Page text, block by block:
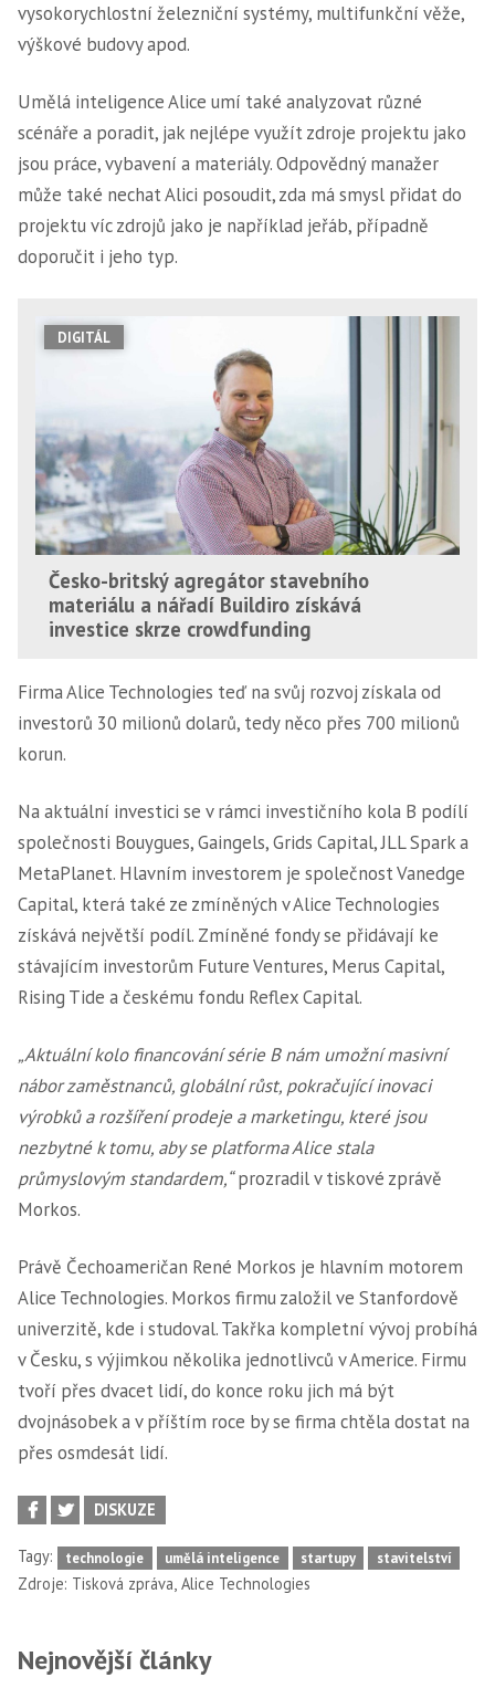
vysokorychlostní železniční systémy, multifunkční věže,
výškové budovy apod.
Umělá inteligence Alice umí také analyzovat různé
scénáře a poradit, jak nejlépe využít zdroje projektu jako
jsou práce, vybavení a materiály. Odpovědný manažer
může také nechat Alici posoudit, zda má smysl přidat do
projektu víc zdrojů jako je například jeřáb, případně
doporučit i jeho typ.
DIGITÁL
Česko-britský agregátor stavebního
materiálu a nářadí Buildiro získává
investice skrze crowdfunding
Firma Alice Technologies teď na svůj rozvoj získala od
investorů 30 milionů dolarů, tedy něco přes 700 milionů
korun.
Na aktuální investici se v rámci investičního kola B podílí
společnosti Bouygues, Gaingels, Grids Capital, JLL Spark a
MetaPlanet. Hlavním investorem je společnost Vanedge
Capital, která také ze zmíněných v Alice Technologies
získává největší podíl. Zmíněné fondy se přidávají ke
stávajícím investorům Future Ventures, Merus Capital,
Rising Tide a českému fondu Reflex Capital.
„Aktuální kolo financování série B nám umožní masivní
nábor zaměstnanců, globální růst, pokračující inovaci
výrobků a rozšíření prodeje a marketingu, které jsou
nezbytné k tomu, aby se platforma Alice stala
průmyslovým standardem,“prozradil v tiskové zprávě
Morkos.
Právě Čechoameričan René Morkos je hlavním motorem
Alice Technologies. Morkos firmu založil ve Stanfordově
univerzitě, kde i studoval. Takřka kompletní vývoj probíhá
v Česku, s výjimkou několika jednotlivců v Americe. Firmu
tvoří přes dvacet lidí, do konce roku jich má být
dvojnásobek a v příštím roce by se firma chtěla dostat na
přes osmdesát lidí.
DISKUZE
Tagy: technologie umělá inteligence startupy stavitelství
Zdroje: Tisková zpráva Alice Technologies
Nejnovější články